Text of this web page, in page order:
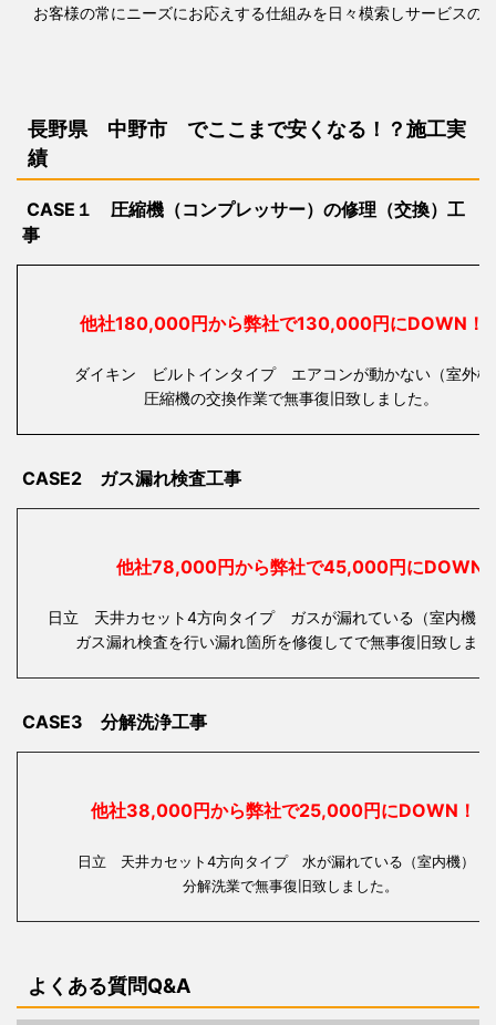
お客様の常にニーズにお応えする仕組みを日々模索しサービスの
長野県 中野市 でここまで安くなる！？施工実
績
CASE１ 圧縮機（コンプレッサー）の修理（交換）工
事
他社180,000円から弊社で130,000円に
ダイキン ビルトインタイプ エアコンが動かない（室外機
圧縮機の交換作業で無事復旧致しました。
CASE2 ガス漏れ検査工事
他社78,000円から弊社で45,000円にDOWN
日立 天井カセット4方向タイプ ガスが漏れている（室内機・
ガス漏れ検査を行い漏れ箇所を修復してで無事復旧致しま
CASE3 分解洗浄工事
他社38,000円から弊社で25,000円にDOWN！
日立 天井カセット4方向タイプ 水が漏れている（室内
分解洗業で無事復旧致しました。
よくある質問Q&A